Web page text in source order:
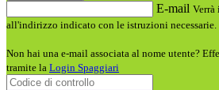
E-mail Verrà
all'indirizzo indicato con le istruzioni necessarie.
Non hai una e-mail associata al nome utente?
tramite la Login Spaggiari